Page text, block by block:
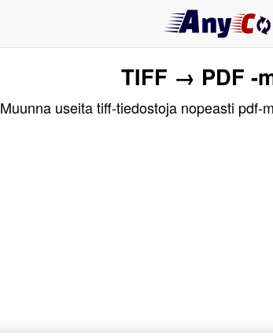
TIFF → PDF -
Muunna useita tiff-tiedostoja nopeasti pdf-